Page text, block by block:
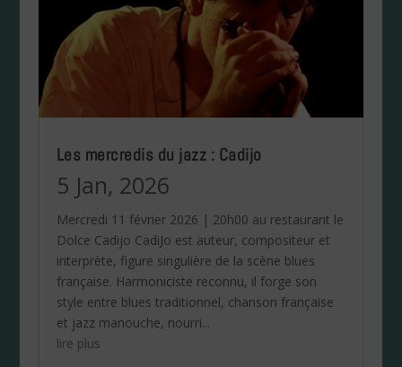
Les mercredis du jazz : Cadijo
5 Jan, 2026
Mercredi 11 février 2026 | 20h00 au restaurant le
Dolce Cadijo CadiJo est auteur, compositeur et
interprète, figure singulière de la scène blues
française. Harmoniciste reconnu, il forge son
style entre blues traditionnel, chanson française
et jazz manouche, nourri...
lire plus